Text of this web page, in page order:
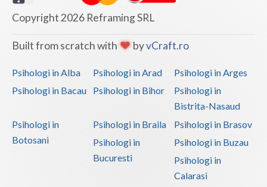
Copyright 2026 Reframing SRL
Built from scratch with byvCraft.ro
Psihologi in Alba Psihologi in Arad
Psihologi in Arges
Psihologi in Bacau
Psihologi in Bihor
Psihologi in
Bistrita-Nasaud
Psihologi in
Botosani
Psihologi in Braila
Psihologi in Brasov
Psihologi in
Bucuresti
Psihologi in Buzau
Psihologi in
Calarasi